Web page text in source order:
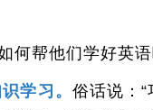
何帮他们学好英
学习。 俗话说：